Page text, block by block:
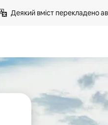
Деякий вміст перекладено